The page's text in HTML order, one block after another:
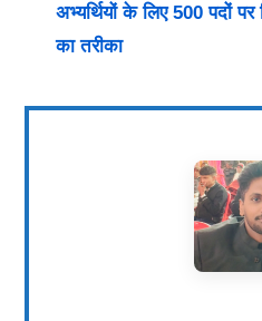
अभ्यर्थियों के लिए 500 पदों
का तरीका